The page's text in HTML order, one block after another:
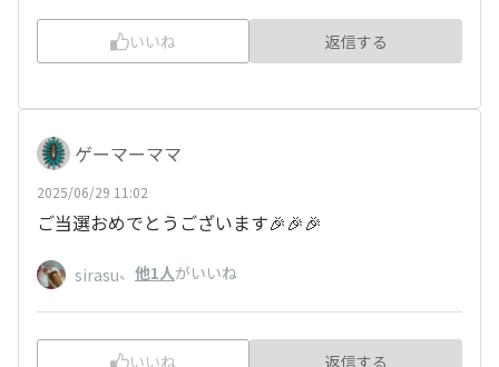
いいね 返信する
ゲーマーママ
2025/06/29 11:02
ご当選おめでとうございます🎉🎉🎉
sirasu、 他1人がいいね
いいね 返信する